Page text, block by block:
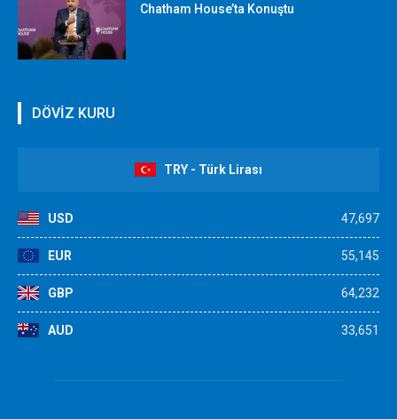
Chatham House’ta Konuştu
DÖVİZ KURU
TRY - Türk Lirası
USD 47,697
EUR 55,145
GBP 64,232
AUD 33,651